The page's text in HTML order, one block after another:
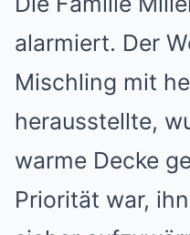
alarmiert. Der
Mischling mit
herausstellte,
warme Decke
Priorität war,